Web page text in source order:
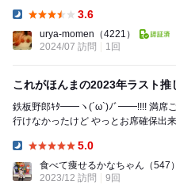
3.6
urya-momen （4221）
2024/07 訪問
1回
これがほんまの2023年ラスト推
鉄板野郎ｷﾀ━━ヽ(´ω`)ﾉﾞ━━!!!! 満席ごめんなさいの連敗続きで なかなか
行けなかったけど やっとお席確保出来たぁ～～～ᐠ( ᐢᐢ )ᐟ 鉄板野郎でしか
5.0
食べて痩せるかなちゃん （547）
2023/12 訪問
9回